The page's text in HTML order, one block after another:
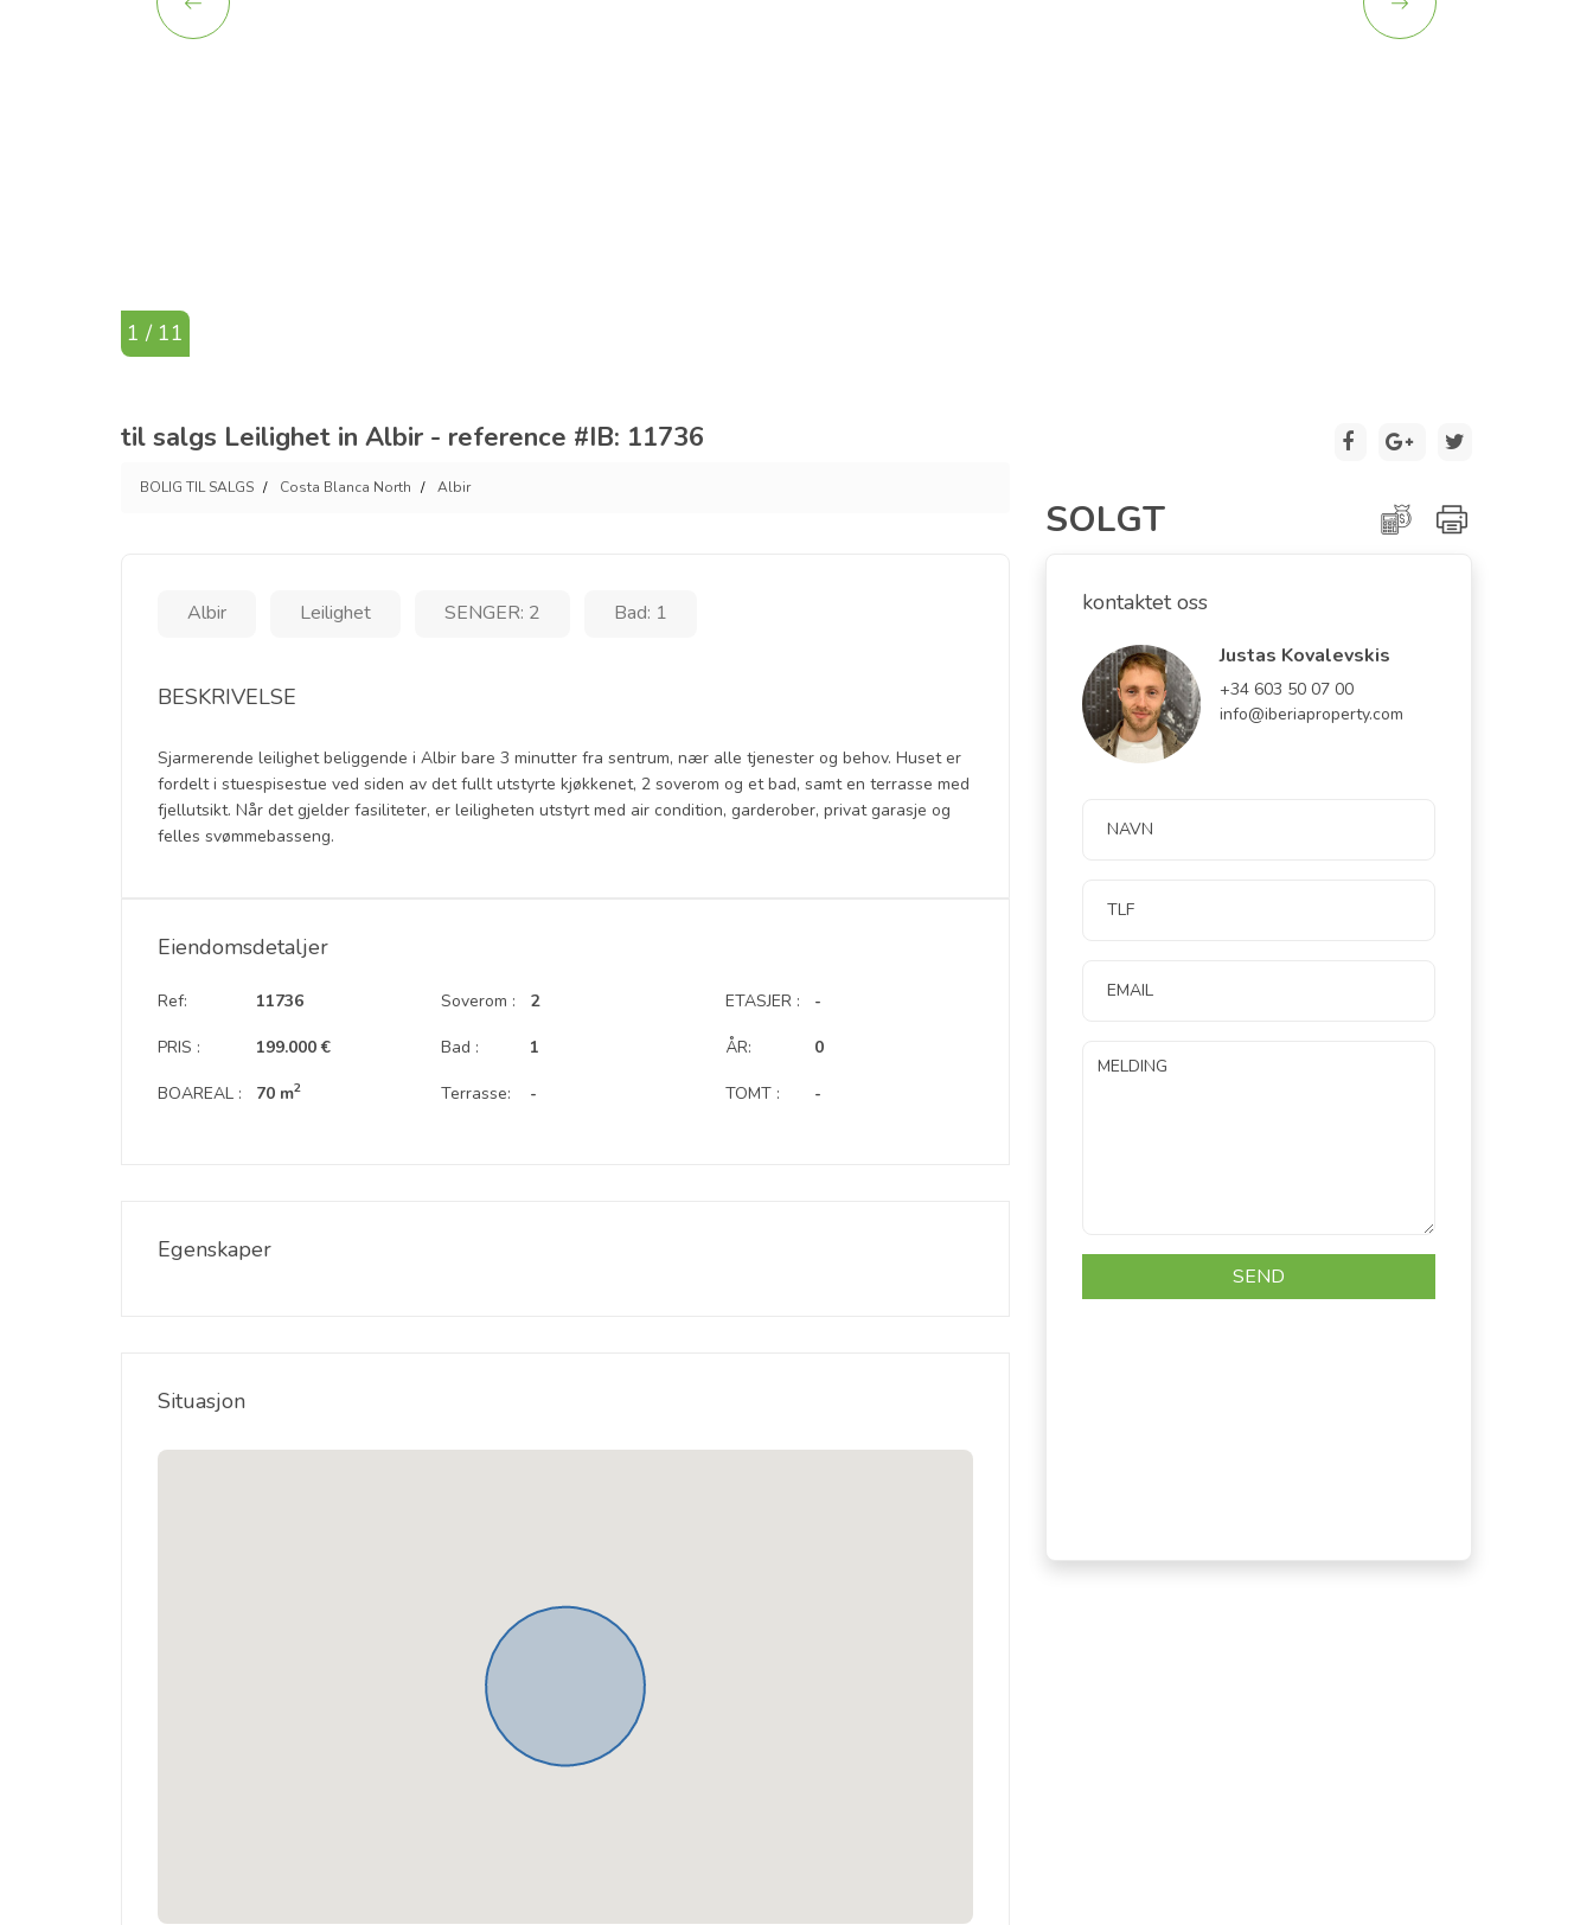
1 / 11
til salgs Leilighet in Albir - reference #IB: 11736
BOLIG TIL SALGS Costa Blanca North Albir
SOLGT
Albir Leilighet SENGER: 2 Bad: 1
BESKRIVELSE
Sjarmerende leilighet beliggende i Albir bare 3 minutter fra sentrum, nær alle tjenester og behov. Huset er
fordelt i stuespisestue ved siden av det fullt utstyrte kjøkkenet, 2 soverom og et bad, samt en terrasse med
fjellutsikt. Når det gjelder fasiliteter, er leiligheten utstyrt med air condition, garderober, privat garasje og
felles svømmebasseng.
Eiendomsdetaljer
Ref:
PRIS :
BOAREAL :
11736
199.000 €
70 m2
Soverom :
Bad :
Terrasse:
2
1
-
ETASJER :
ÅR:
TOMT :
-
0
-
Egenskaper
Situasjon
kontaktet oss
Justas Kovalevskis
+34 603 50 07 00
info@iberiaproperty.com